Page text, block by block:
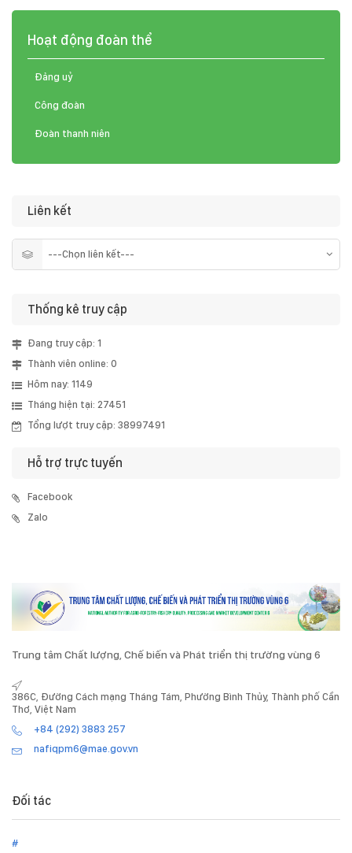
Hoạt động đoàn thể
Đảng uỷ
Công đoàn
Đoàn thanh niên
Liên kết
Thống kê truy cập
Đang truy cập: 1
Thành viên online: 0
Hôm nay: 1149
Tháng hiện tại: 27451
Tổng lượt truy cập: 38997491
Hỗ trợ trực tuyến
Facebook
Zalo
Trung tâm Chất lượng, Chế biến và Phát triển thị trường vùng 6
386C, Đường Cách mạng Tháng Tám, Phường Bình Thủy, Thành phố Cần
Thơ, Việt Nam
+84 (292) 3883 257
nafiqpm6@mae.gov.vn
Đối tác
#